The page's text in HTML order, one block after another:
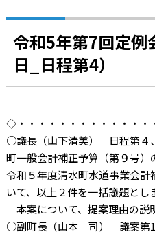
令和5年第7回定
日_日程第4）
◇・・・・・・・・・・・・
○議長（山下清美） 日程第４
町一般会計補正予算（第９号）
令和５年度清水町水道事業会
いて、以上２件を一括議題とし
本案について、提案理由の説
○副町長（山本 司） 議案第